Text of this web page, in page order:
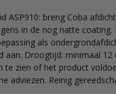
ASP910: breng Coba
in de nog natte
als
Droogtijd: minimaal 12
zien of het product
adviezen. Reinig